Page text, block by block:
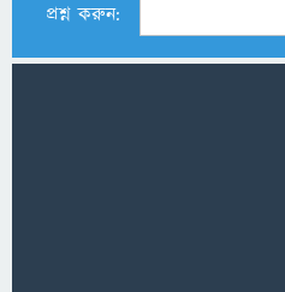
প্রশ্ন করুন: